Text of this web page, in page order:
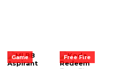
Game Free Fire